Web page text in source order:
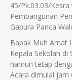
45/Pk.03.03/
Pembangunan
Gapura Panca
Bapak Muh Amat
Kepala Sekolah
namun tetap
Acara dimulai jam